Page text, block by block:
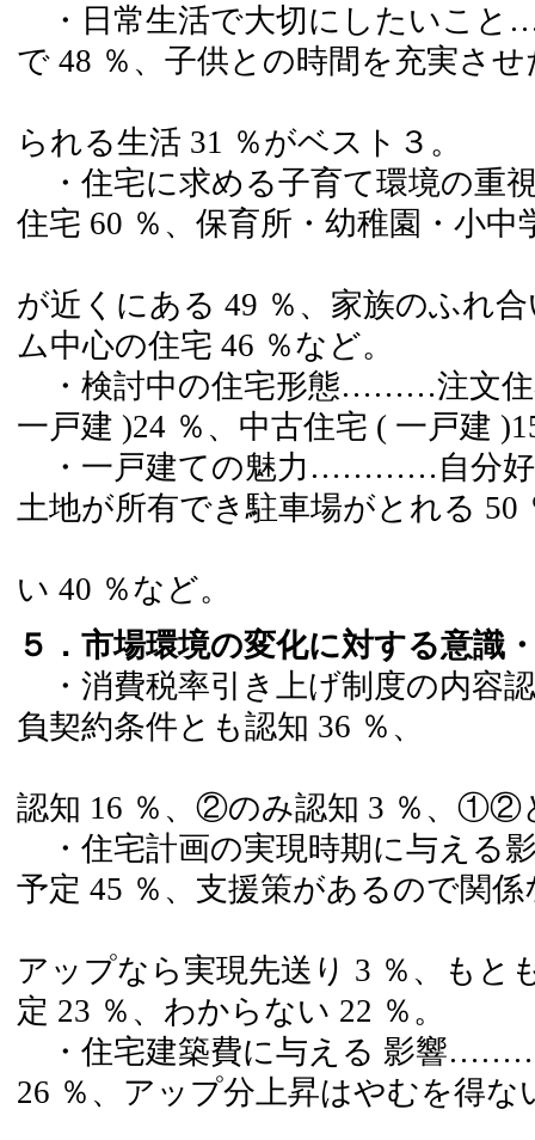
・日常生活で大切にしたいこと
で 48 ％、子供との時間を充実させ
られる生活 31 ％がベスト３。
・住宅に求める子育て環境の重
住宅 60 ％、保育所・幼稚園・小
が近くにある 49 ％、家族のふれ
ム中心の住宅 46 ％など。
・検討中の住宅形態………注文住
一戸建 )24 ％、中古住宅 ( 一戸建
・一戸建ての魅力…………自分好
土地が所有でき駐車場がとれる 50
い 40 ％など。
５．市場環境の変化に対する意識
・消費税率引き上げ制度の内
負契約条件とも認知 36 ％、
認知 16 ％、②のみ認知 3 ％、①②
・住宅計画の実現時期に与え
予定 45 ％、支援策があるので関
アップなら実現先送り 3 ％、もと
定 23 ％、わからない 22 ％。
・住宅建築費に与える 影響
26 ％、アップ分上昇はやむを得な